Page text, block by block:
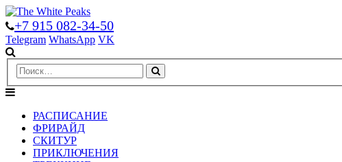
+7 915 082-34-50
Telegram WhatsApp VK
РАСПИСАНИЕ
ФРИРАЙД
СКИТУР
ПРИКЛЮЧЕНИЯ